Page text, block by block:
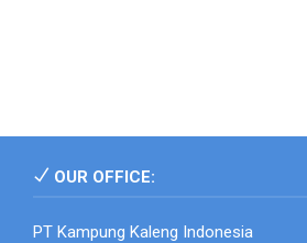
OUR OFFICE:
PT Kampung Kaleng Indonesia